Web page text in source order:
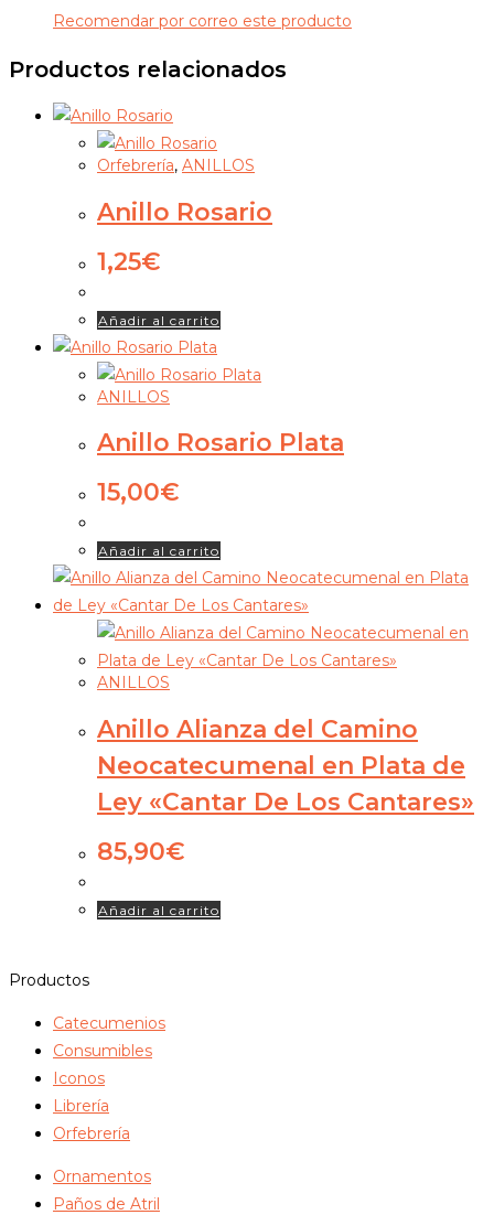
Recomendar por correo este producto
Productos relacionados
Orfebrería, ANILLOS
Anillo Rosario
1,25€
Añadir al carrito
ANILLOS
Anillo Rosario Plata
15,00€
Añadir al carrito
ANILLOS
Anillo Alianza del Camino
Neocatecumenal en Plata de
Ley «Cantar De Los Cantares»
85,90€
Añadir al carrito
Productos
Catecumenios
Consumibles
Iconos
Librería
Orfebrería
Ornamentos
Paños de Atril